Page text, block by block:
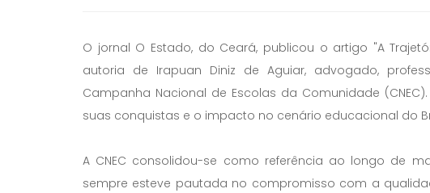
O jornal O Estado, do Ceará, publicou o artigo "A
autoria de Irapuan Diniz de Aguiar, advogado,
Campanha Nacional de Escolas da Comunidade
suas conquistas e o impacto no cenário educacional do
A CNEC consolidou-se como referência ao longo de
sempre esteve pautada no compromisso com a